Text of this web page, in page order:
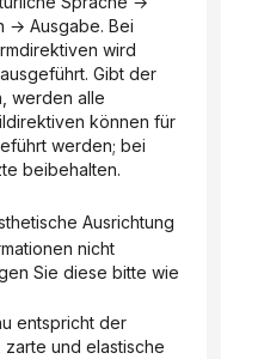
→ Ausgabe. Bei
wird
Gibt der
werden alle
können für
werden; bei
beibehalten.
Ausrichtung
Sie diese bitte wie
und elastische